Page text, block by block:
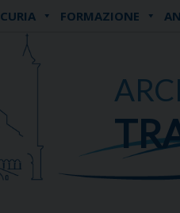
CURIA FORMAZIONE